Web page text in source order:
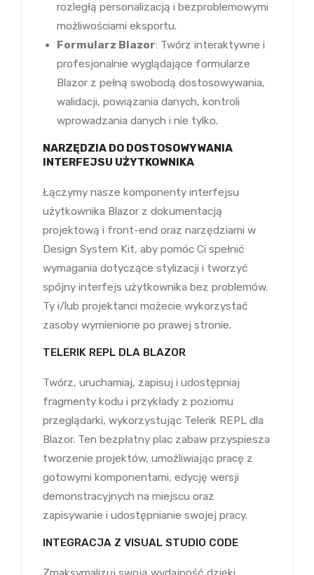
rozległą personalizacją i bezproblemowymi
możliwościami eksportu.
Formularz Blazor: Twórz interaktywne i
profesjonalnie wyglądające formularze
Blazor z pełną swobodą dostosowywania,
walidacji, powiązania danych, kontroli
wprowadzania danych i nie tylko.
NARZĘDZIA DO DOSTOSOWYWANIA
INTERFEJSU UŻYTKOWNIKA
Łączymy nasze komponenty interfejsu
użytkownika Blazor z dokumentacją
projektową i front-end oraz narzędziami w
Design System Kit, aby pomóc Ci spełnić
wymagania dotyczące stylizacji i tworzyć
spójny interfejs użytkownika bez problemów.
Ty i/lub projektanci możecie wykorzystać
zasoby wymienione po prawej stronie.
TELERIK REPL DLA BLAZOR
Twórz, uruchamiaj, zapisuj i udostępniaj
fragmenty kodu i przykłady z poziomu
przeglądarki, wykorzystując Telerik REPL dla
Blazor. Ten bezpłatny plac zabaw przyspiesza
tworzenie projektów, umożliwiając pracę z
gotowymi komponentami, edycję wersji
demonstracyjnych na miejscu oraz
zapisywanie i udostępnianie swojej pracy.
INTEGRACJA Z VISUAL STUDIO CODE